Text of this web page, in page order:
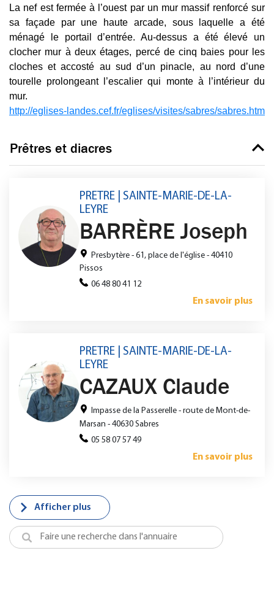
La nef est fermée à l’ouest par un mur massif renforcé sur
sa façade par une haute arcade, sous laquelle a été
ménagé le portail d’entrée. Au-dessus a été élevé un
clocher mur à deux étages, percé de cinq baies pour les
cloches et accosté au sud d’un pinacle, au nord d’une
tourelle prolongeant l’escalier qui monte à l’intérieur du
mur.
http://eglises-landes.cef.fr/eglises/visites/sabres/sabres.htm
Prêtres et diacres
PRETRE | SAINTE-MARIE-DE-LA-
LEYRE
BARRÈRE Joseph
Presbytère - 61, place de l'église - 40410
Pissos
06 48 80 41 12
En savoir plus
PRETRE | SAINTE-MARIE-DE-LA-
LEYRE
CAZAUX Claude
Impasse de la Passerelle - route de Mont-de-
Marsan - 40630 Sabres
05 58 07 57 49
En savoir plus
Afficher plus